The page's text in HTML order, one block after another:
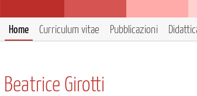
Home Curriculum vitae Pubblicazioni
Beatrice Girotti